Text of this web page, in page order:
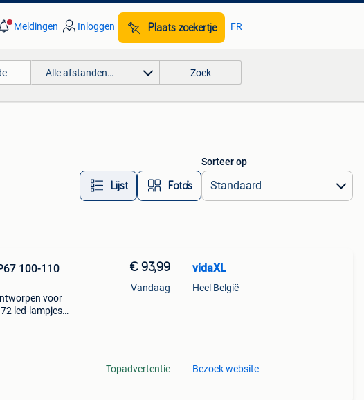
Meldingen Inloggen Plaats zoekertje FR
Alle afstanden… Zoek
Lijst Foto’s
Sorteer op
100-110
voor
led-lampjes
€ 93,99
Vandaag
Topadvertentie
vidaXL
Heel België
Bezoek website